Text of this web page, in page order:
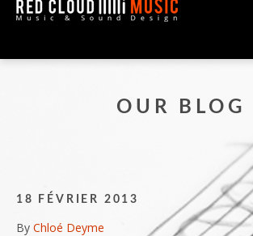
QUI
OUR BLOG
18 FÉVRIER 2013
By Chloé Deyme